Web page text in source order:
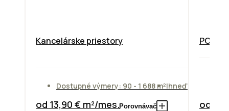
Kancelárske priestory
Dostupné výmery: 90 - 1 688 m²Ihneď
od 13,90 € m²/mes.Porovnávač od